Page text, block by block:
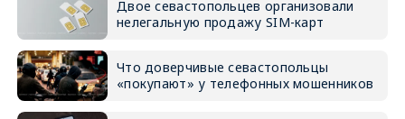
Двое севастопольцев организовали
нелегальную продажу SIM-карт
Что доверчивые севастопольцы
«покупают» у телефонных мошенников